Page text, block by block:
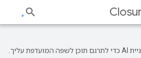
‫Google משתמשת בטכנולוגיית AI כדי לתרגם תוכן לשפה המועדפת עליך.